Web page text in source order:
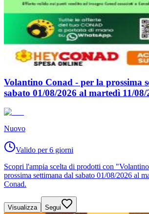
Volantino Conad - per la prossima
sabato 01/08/2026 al martedì 11/08/
Nuovo
Valido per 6 giorni
Scopri l'ampia scelta di prodotti con
prossima settimana dal sabato 01/08/2026 al
Conad.
Visualizza Segui